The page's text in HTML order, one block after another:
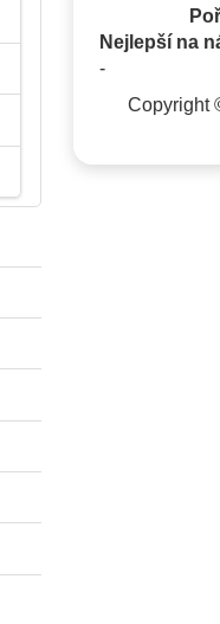
Nejlepší na
-
Copyright